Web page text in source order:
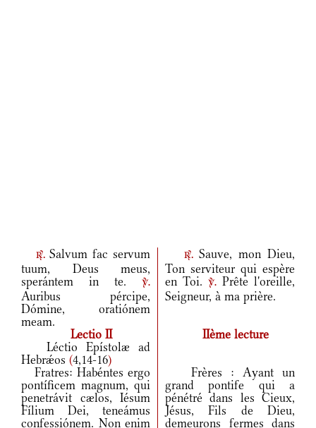
r.Salvum fac servum
tuum, Deus meus,
sperántem in te.
v.
Auribus pércipe,
Dómine, oratiónem
meam.
r.Sauve, mon Dieu,
Ton serviteur qui espère
en Toi. v. Prête l'oreille,
Seigneur, à ma prière.
Lectio II
IIème lecture
Léctio Epístolæ ad
Hebrǽos (4,14-16)
Fratres: Habéntes ergo
pontíficem magnum, qui
penetrávit cælos, Iésum
Fílium Dei, teneámus
confessiónem. Non enim
Frères : Ayant un
grand pontife qui a
pénétré dans les Cieux,
Jésus, Fils de Dieu,
demeurons fermes dans